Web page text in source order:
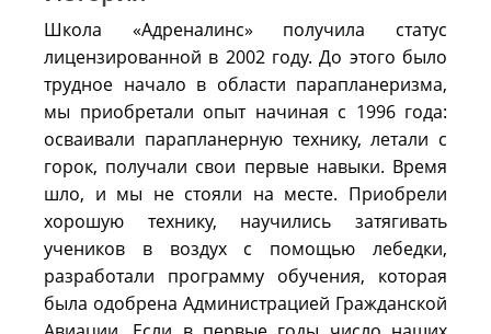
Школа «Адреналинс» получила статус
лицензированной в 2002 году. До этого было
трудное начало в области парапланеризма,
мы приобретали опыт начиная с 1996 года:
осваивали парапланерную технику, летали с
горок, получали свои первые навыки. Время
шло, и мы не стояли на месте. Приобрели
хорошую технику, научились затягивать
учеников в воздух с помощью лебедки,
разработали программу обучения, которая
была одобрена Администрацией Гражданской